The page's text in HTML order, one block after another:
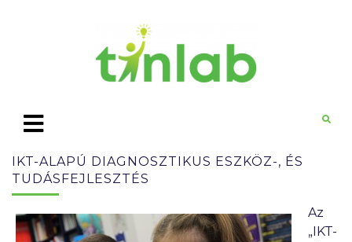
IKT-ALAPÚ DIAGNOSZTIKUS ESZKÖZ-, ÉS
TUDÁSFEJLESZTÉS
Az
„IKT-